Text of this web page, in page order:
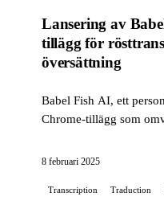
Lansering av
tillägg för
översättning
Babel Fish AI, ett
Chrome-tillägg som
ett alternativ för
8 februari 2025
Transcription Traduction